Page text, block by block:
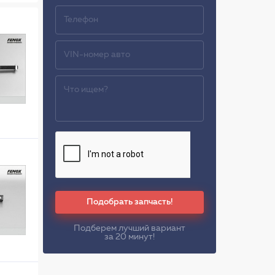
Подобрать запчасть!
Подберем лучший вариант
за 20 минут!